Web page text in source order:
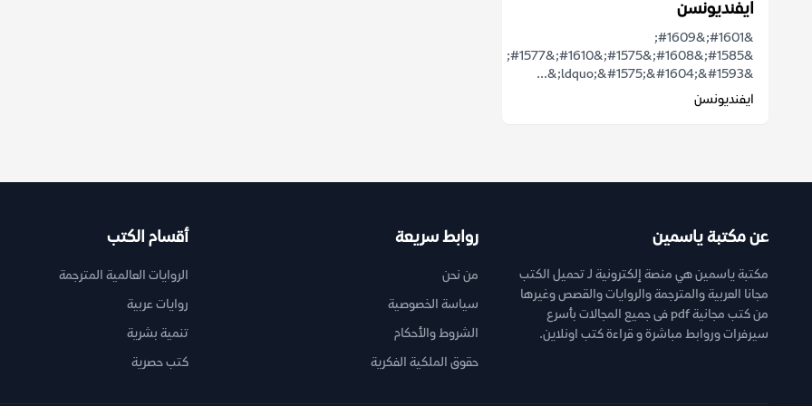
ايفنديونسن
&#1601;&#1609;
&#1585;&#1608;&#1575;&#1610;&#1577;
&ldquo;&#1575;&#1604;&#1593;&...
ايفنديونسن
عن مكتبة ياسمين
مكتبة ياسمين هي منصة إلكترونية لـ تحميل الكتب
مجانا العربية والمترجمة والروايات والقصص وغيرها
من كتب مجانية pdf فى جميع المجالات بأسرع
سيرفرات وروابط مباشرة و قراءة كتب اونلاين.
روابط سريعة
من نحن
سياسة الخصوصية
الشروط والأحكام
حقوق الملكية الفكرية
أقسام الكتب
الروايات العالمية المترجمة
روايات عربية
تنمية بشرية
كتب حصرية